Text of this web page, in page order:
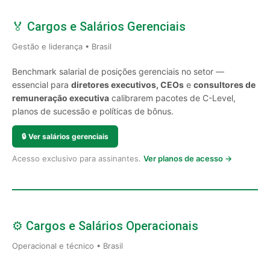
🏅 Cargos e Salários Gerenciais
Gestão e liderança • Brasil
Benchmark salarial de posições gerenciais no setor —
essencial para diretores executivos, CEOs e consultores de
remuneração executiva calibrarem pacotes de C-Level,
planos de sucessão e políticas de bônus.
🔒 Ver salários gerenciais
Acesso exclusivo para assinantes. Ver planos de acesso →
⚙️ Cargos e Salários Operacionais
Operacional e técnico • Brasil